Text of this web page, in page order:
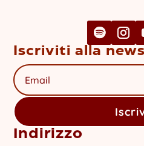
Iscriviti alla
Indirizzo